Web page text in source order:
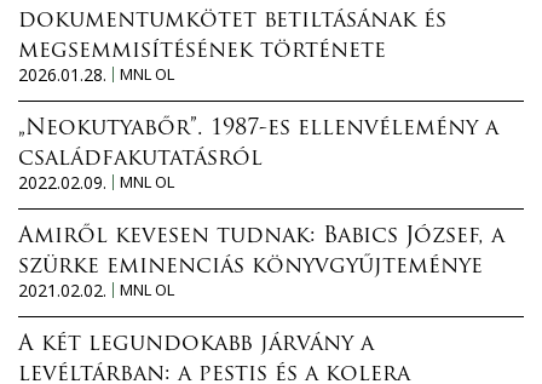
dokumentumkötet betiltásának és
megsemmisítésének története
2026.01.28.
MNL OL
„Neokutyabőr”. 1987-es ellenvélemény a
családfakutatásról
2022.02.09.
MNL OL
Amiről kevesen tudnak: Babics József, a
szürke eminenciás könyvgyűjteménye
2021.02.02.
MNL OL
A két legundokabb járvány a
levéltárban: a pestis és a kolera